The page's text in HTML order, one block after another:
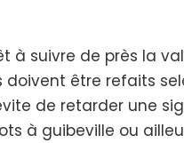
à suivre de près la
doivent être refaits
de retarder une
à guibeville ou